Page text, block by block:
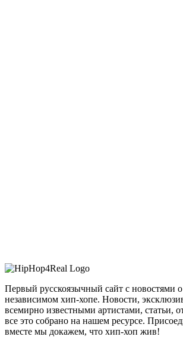
Первый русскоязычный сайт с новостями
независимом хип-хопе. Новости,
всемирно известными артистами, статьи,
все это собрано на нашем ресурсе.
вместе мы докажем, что хип-хоп жив!